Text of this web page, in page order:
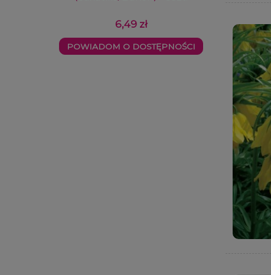
6,49 zł
POWIADOM O DOSTĘPNOŚCI